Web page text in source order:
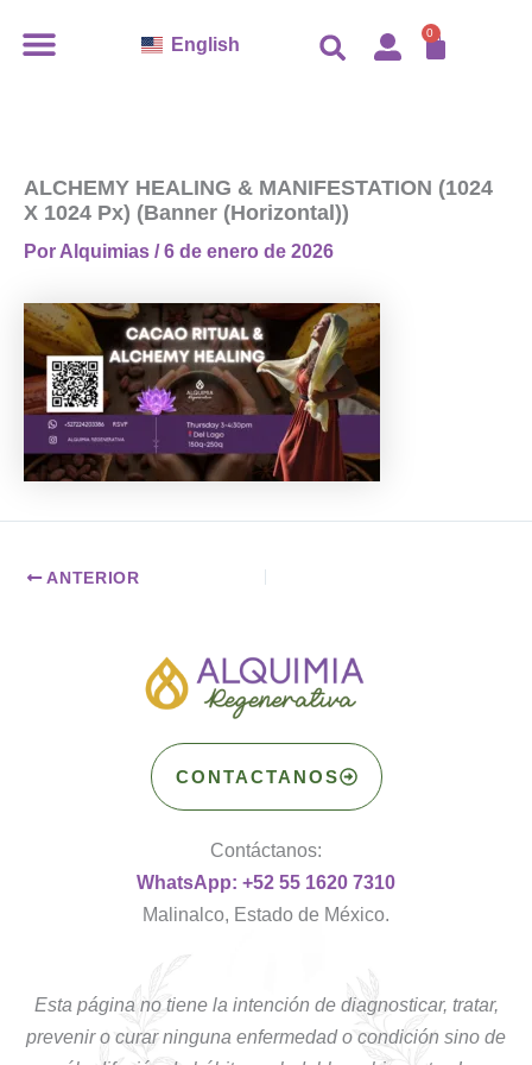
English 0
ALCHEMY HEALING & MANIFESTATION (1024
X 1024 Px) (Banner (horizontal))
Por Alquimias /6 de enero de 2026
ANTERIOR
CONTACTANOS
Contáctanos:
WhatsApp: +52 55 1620 7310
Malinalco, Estado de México.
Esta página no tiene la intención de diagnosticar, tratar,
prevenir o curar ninguna enfermedad o condición sino de